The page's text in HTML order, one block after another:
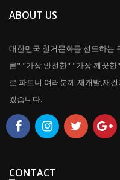
ABOUT US
대한민국 철거문화를 선도하는
른" "가장 안전한" "가장 깨끗한
로 파트너 여러분께 재개발,재
겠습니다.
CONTACT